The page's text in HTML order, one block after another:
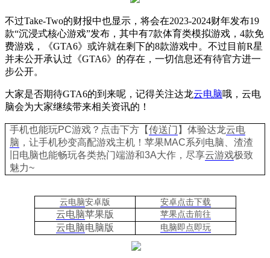
不过Take-Two的财报中也显示，将会在2023-2024财年发布19
款“沉浸式核心游戏”发布，其中有7款体育类模拟游戏， 4款免
费游戏，《GTA6》或许就在剩下的8款游戏中。不过目前R星
并未公开承认过《GTA6》的存在，一切信息还有待官方进一
步公开。
大家是否期待GTA6的到来呢，记得关注达龙云电脑哦，云电
脑会为大家继续带来相关资讯的！
手机也能玩PC游戏？点击下方【传送门 】体验达龙云电
脑 ，让手机秒变高配游戏主机 ！苹果MAC系列电脑、渣渣
旧电脑也能畅玩各类热门端游和3A大作， 尽享云游戏极致
魅力~
云电脑安卓版 安卓点击下载
云电脑苹果版 苹果点击前往
云电脑电脑版 电脑即点即玩